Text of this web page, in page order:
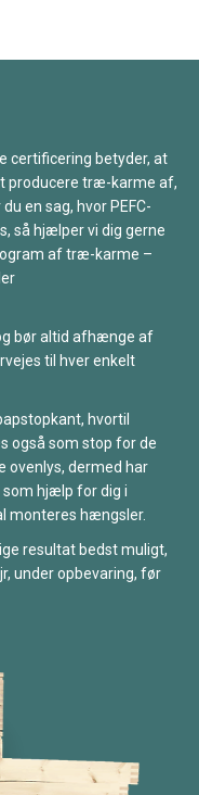
certificering betyder, at
producere træ-karme af,
en sag, hvor PEFC-
så hjælper vi dig gerne
af træ-karme –
bør altid afhænge af
til hver enkelt
hvortil
også som stop for de
ovenlys, dermed har
hjælp for dig i
monteres hængsler.
resultat bedst muligt,
under opbevaring, før